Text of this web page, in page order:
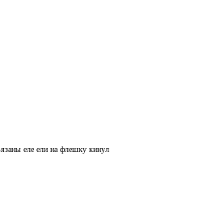
еле ели на флешку кинул